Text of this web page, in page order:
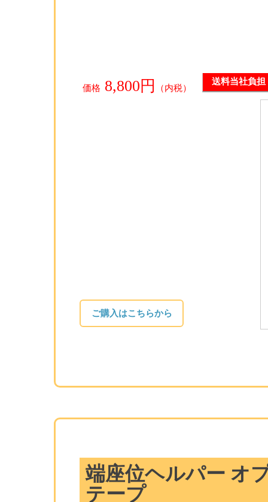
価格 8,800円 （内税）
送料当社負担
ご購入はこちらから
端座位ヘルパー オ
テープ